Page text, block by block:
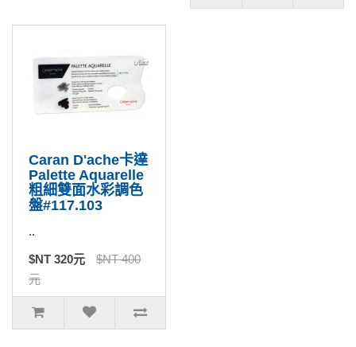
Caran D'ache卡達
Palette Aquarelle
粗細雙面水彩調色
盤#117.103
..
$NT 320元
$NT 400
元